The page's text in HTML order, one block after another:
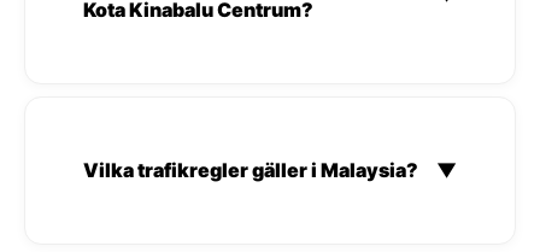
Kota Kinabalu Centrum?
Vilka trafikregler gäller i Malaysia? ▼